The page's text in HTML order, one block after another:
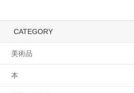
CATEGORY
美術品
本